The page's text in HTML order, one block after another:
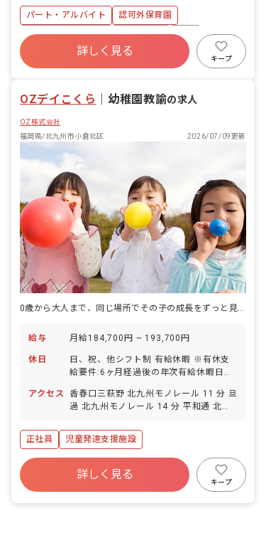
り徒歩4分 ※駅周辺は商業施設も多く、
買い物に便利なエリアです。 ※公園が近
く、週2日は皆でお散歩に出かけていま
す。
パート・アルバイト
認可外保育園
年間休日120日以上
土日祝休み
有給
福利厚生充実
残業少なめ
昇給昇進あり
詳しく見る
キープ
OZデイこくら ｜幼稚園教諭の求人
OZ株式会社
福岡県/北九州市小倉北区
2026/07/09更新
給与 月給184,700円 ~ 193,700円
休日
日、祝、他シフト制 有給休暇 ※有休支
給要件:6ヶ月経過後の年次有給休暇日数
アクセス
香春口三萩野 北九州モノレール 11 分 旦
過 北九州モノレール 14 分 平和通 北九
ル 18 分 小倉（福岡） 北九州モノレール
18 分
正社員 児童発達支援施設
詳しく見る
キープ